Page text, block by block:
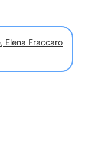
Elena Fraccaro